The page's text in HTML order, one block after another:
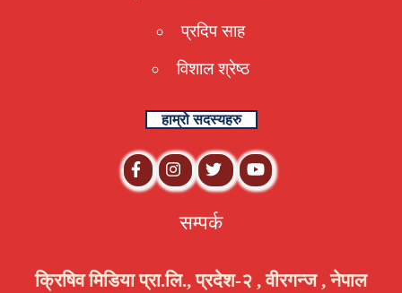
प्रदिप साह
विशाल श्रेष्ठ
हाम्रो सदस्यहरु
सम्पर्क
क्रिषिव मिडिया प्रा.लि., प्रदेश-२ , वीरगन्ज , नेपाल